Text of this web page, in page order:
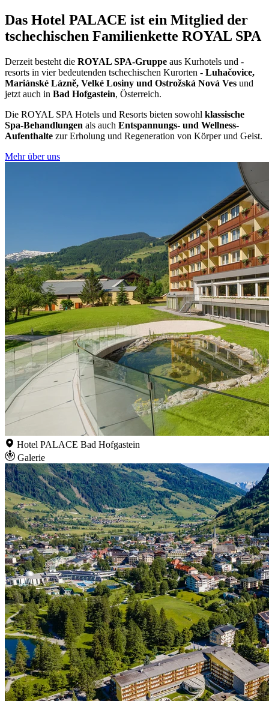
Das Hotel PALACE ist ein Mitglied der
tschechischen Familienkette ROYAL SPA
Derzeit besteht die ROYAL SPA-Gruppe aus Kurhotels und -
resorts in vier bedeutenden tschechischen Kurorten - Luhačovice,
Mariánské Lázně, Velké Losiny und Ostrožská Nová Ves und
jetzt auch in Bad Hofgastein, Österreich.
Die ROYAL SPA Hotels und Resorts bieten sowohl klassische
Spa-Behandlungen als auch Entspannungs- und Wellness-
Aufenthalte zur Erholung und Regeneration von Körper und Geist.
Mehr über uns
Hotel PALACE Bad Hofgastein
Galerie